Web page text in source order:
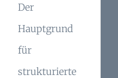
Der
Hauptgrund
für
strukturierte